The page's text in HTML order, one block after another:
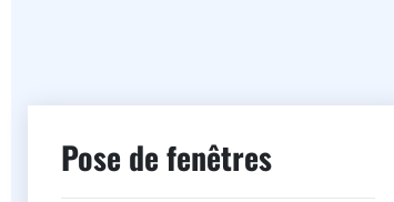
Pose de fenêtres